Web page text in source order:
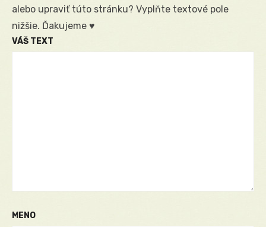
alebo upraviť túto stránku? Vyplňte textové pole
nižšie. Ďakujeme ♥
VÁŠ TEXT
MENO